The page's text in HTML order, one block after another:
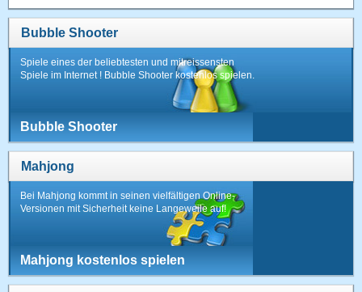
Bubble Shooter
Spiele eines der beliebtesten und mitreissensten
Spiele im Internet ! Bubble Shooter kostenlos spielen.
Bubble Shooter
Mahjong
Bei Mahjong kommt in seinen vielfältigen Online-
Versionen mit Sicherheit keine Langeweile auf!
Mahjong kostenlos spielen